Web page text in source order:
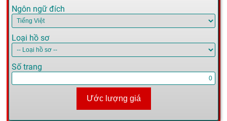
Ngôn ngữ đích
Loại hồ sơ
Số trang
Ước lượng giá